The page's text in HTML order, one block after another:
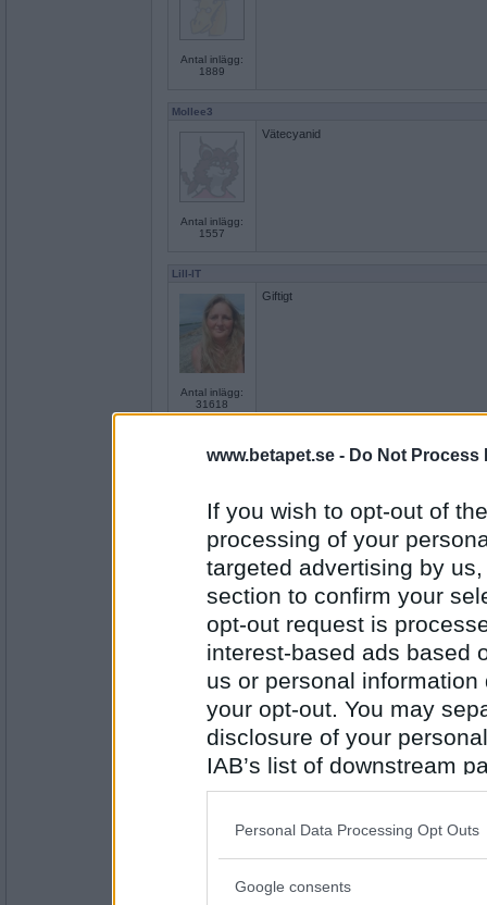
www.betapet.se - Do Not Process
If you wish to opt-out of
processing of your
targeted advertising by
section to confirm your
opt-out request is
interest-based ads based
us or personal
your opt-out. You may
disclosure of your
IAB’s list of downstream
also be disclosed by us
Downstream Participants
Please note that this
Personal Data Processing Opt Outs
Google consents
Antal inlägg:
1889
Mollee3
Antal inlägg:
1557
Vätecyanid
Lill-IT
Antal inlägg:
31618
Giftigt
Gullregn
Antal inlägg:
31618
Försommar
RandigaRutan
Ljusgrönt